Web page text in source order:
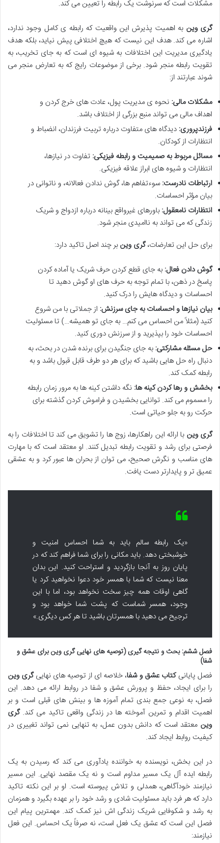
مشکلات است که سرنوشت یک رابطه را تعیین می کند.
گری وین به اهمیت پذیرش این واقعیت که رابطه ی کامل وجود ندارد،
اشاره می کند. هدف این نیست که هیچ اختلافی پیش نیاید، بلکه هدف
یادگیری مدیریت این اختلافات به شیوه ای است که به جای تخریب، به
تقویت رابطه منجر شود. برخی از موضوعات رایج که به تعارض منجر می
شوند عبارتند از:
مشکلات مالی: نحوه ی مدیریت پول، عادت های خرج کردن و
اهداف مالی می تواند منبع بزرگی از اختلاف باشد.
فرزندپروری: دیدگاه های متفاوت درباره تربیت فرزندان، انضباط و
انتظارات از کودکان.
مسائل مربوط به صمیمیت و رابطه فیزیکی: تفاوت در نیازها،
انتظارات و شیوه های ابراز علاقه فیزیکی.
ارتباطات نادرست: سوءتفاهم ها، گوش ندادن فعالانه، و ناتوانی در
بیان مؤثر احساسات.
انتظارات نامعقول: باورهای غیرواقع بینانه درباره ازدواج و شریک
زندگی که می تواند به ناامیدی منجر شود.
برای حل این تعارضات،گری وین بر چند اصل تاکید دارد:
گوش دادن فعال: به جای قطع کردن حرف شریک یا آماده کردن
پاسخ در ذهن، با تمام توجه به حرف های او گوش دهید تا
احساسات و دیدگاه هایش را درک کنید.
بیان نیازها و احساسات به جای سرزنش: از جملاتی با من شروع
کنید (مثلاً من احساس می کنم… به جای تو همیشه…) تا مسئولیت
احساسات خود را بپذیرید و از سرزنش دوری کنید.
حل مسئله مشارکتی: به جای جنگیدن برای برنده شدن در بحث، به
دنبال راه حل هایی باشید که برای هر دو طرف قابل قبول باشد و به
رابطه کمک کند.
بخشش و رها کردن کینه ها: نگه داشتن کینه ها به مرور زمان رابطه
را مسموم می کند. توانایی بخشیدن و فراموش کردن گذشته برای
حرکت رو به جلو حیاتی است.
گری وین با ارائه این راهکارها، زوج ها را تشویق می کند تا اختلافات را به
فرصتی برای رشد و تقویت رابطه تبدیل کنند. او معتقد است که با مهارت
های مناسب و نگرش صحیح، می توان از بحران ها عبور کرد و به عشقی
عمیق تر و پایدارتر دست یافت.
«یک رابطه سالم باید به شما احساس امنیت و
خوشبختی دهد. باید مکانی را برای شما فراهم کند که در
پایان روز به آنجا بازگردید و استراحت کنید. این بدان
معنا نیست که شما با همسر خود دعوا نخواهید کرد یا
گاهی اوقات همه چیز سخت نخواهد بود، اما با این
وجود، همسر شماست که پشت شما خواهد بود و
ترجیح می دهید با همسرتان باشید تا هر کس دیگری.»
فصل ششم: بحث و نتیجه گیری (توصیه های نهاییگری وینبرای عشق و
شفا)
فصل پایانیکتاب عشق و شفا، خلاصه ای از توصیه های نهاییگری وین
را برای ایجاد، حفظ و پرورش عشق و شفا در روابط ارائه می دهد. این
فصل، به نوعی جمع بندی تمام آموزه ها و بینش های قبلی است و بر
اهمیت اقدام و تمرین آموخته ها در زندگی واقعی تاکید می کند.گری
وین معتقد است که دانش بدون عمل، به تنهایی نمی تواند تغییری در
کیفیت روابط ایجاد کند.
در این بخش، نویسنده به خواننده یادآوری می کند که رسیدن به یک
رابطه ایده آل یک مسیر مداوم است و نه یک مقصد نهایی. این مسیر
نیازمند خودآگاهی، همدلی و تلاش پیوسته است. او بر این نکته تاکید
دارد که هر فرد باید مسئولیت شادی و رشد خود را بر عهده بگیرد و همزمان
به رشد و شکوفایی شریک زندگی اش نیز کمک کند. مهمترین پیام این
فصل این است که عشق یک فعل است، نه صرفاً یک احساس. این فعل
نیازمند: